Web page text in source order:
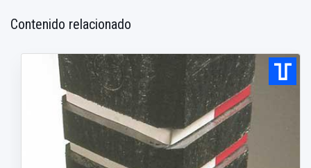
Contenido relacionado